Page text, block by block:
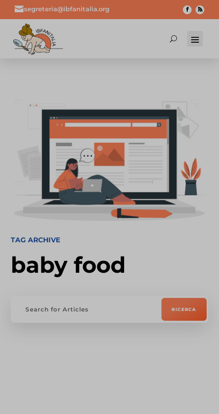
segreteria@ibfanitalia.org
TAG ARCHIVE
baby food